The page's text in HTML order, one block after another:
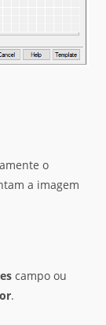
o
a imagem
campo ou
.